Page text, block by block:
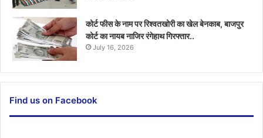
कोर्ट फीस के नाम पर रिश्वतखोरी का खेल बेनकाब, बाजपुर
कोर्ट का नायब नाजिर रंगेहाथ गिरफ्तार..
July 16, 2026
Find us on Facebook